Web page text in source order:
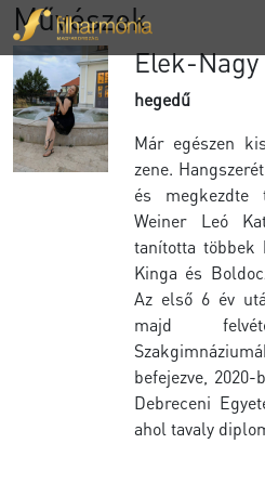
Művészek
Elek-
hegedű
Már egészen
zene.
és megkezdte
Weiner Leó
tanította többek
Kinga és
Az első 6 év
majd
befejezve,
Debreceni
ahol tavaly